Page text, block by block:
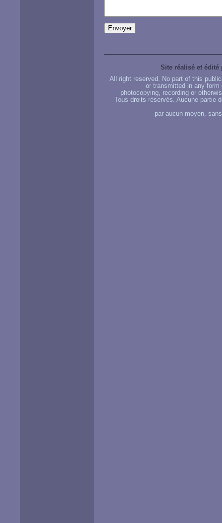
Site réalisé et édité
All right reserved. No part of this
or transmitted in any
photocopying, recording or
Tous droits réservés. Aucune
par aucun moyen,